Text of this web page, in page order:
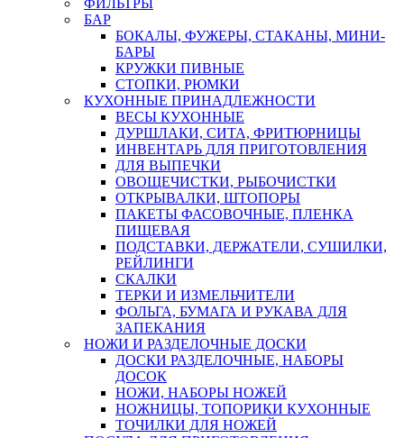
ФИЛЬТРЫ
БАР
БОКАЛЫ, ФУЖЕРЫ, СТАКАНЫ, МИНИ-
БАРЫ
КРУЖКИ ПИВНЫЕ
СТОПКИ, РЮМКИ
КУХОННЫЕ ПРИНАДЛЕЖНОСТИ
ВЕСЫ КУХОННЫЕ
ДУРШЛАКИ, СИТА, ФРИТЮРНИЦЫ
ИНВЕНТАРЬ ДЛЯ ПРИГОТОВЛЕНИЯ
ДЛЯ ВЫПЕЧКИ
ОВОЩЕЧИСТКИ, РЫБОЧИСТКИ
ОТКРЫВАЛКИ, ШТОПОРЫ
ПАКЕТЫ ФАСОВОЧНЫЕ, ПЛЕНКА
ПИЩЕВАЯ
ПОДСТАВКИ, ДЕРЖАТЕЛИ, СУШИЛКИ,
РЕЙЛИНГИ
СКАЛКИ
ТЕРКИ И ИЗМЕЛЬЧИТЕЛИ
ФОЛЬГА, БУМАГА И РУКАВА ДЛЯ
ЗАПЕКАНИЯ
НОЖИ И РАЗДЕЛОЧНЫЕ ДОСКИ
ДОСКИ РАЗДЕЛОЧНЫЕ, НАБОРЫ
ДОСОК
НОЖИ, НАБОРЫ НОЖЕЙ
НОЖНИЦЫ, ТОПОРИКИ КУХОННЫЕ
ТОЧИЛКИ ДЛЯ НОЖЕЙ